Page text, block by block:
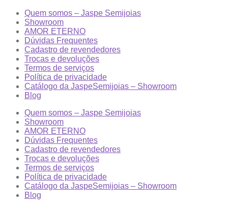
Quem somos – Jaspe Semijoias
Showroom
AMOR ETERNO
Dúvidas Frequentes
Cadastro de revendedores
Trocas e devoluções
Termos de serviços
Política de privacidade
Catálogo da JaspeSemijoias – Showroom
Blog
Quem somos – Jaspe Semijoias
Showroom
AMOR ETERNO
Dúvidas Frequentes
Cadastro de revendedores
Trocas e devoluções
Termos de serviços
Política de privacidade
Catálogo da JaspeSemijoias – Showroom
Blog